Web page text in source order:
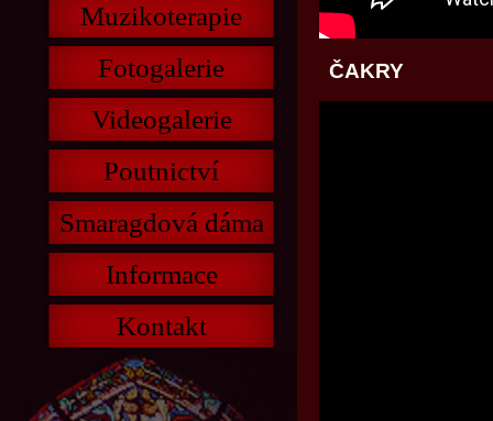
ČAKRY
Muzikoterapie
Fotogalerie
Videogalerie
Poutnictví
Smaragdová dáma
Informace
Kontakt